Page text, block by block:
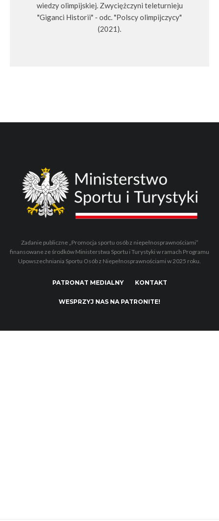
wiedzy olimpijskiej. Zwyciężczyni teleturnieju
"Giganci Historii" - odc. "Polscy olimpijczycy"
(2021).
Zadanie publiczne „Promocja sportu osób z niepełnosprawnościami”
finansowane ze środków Ministerstwa Sportu i Turystyki w ramach Programu
Upowszechniania Sportu Osób z Niepełnosprawnościami w 2025 roku.
PATRONAT MEDIALNY KONTAKT
WESPRZYJ NAS NA PATRONITE!